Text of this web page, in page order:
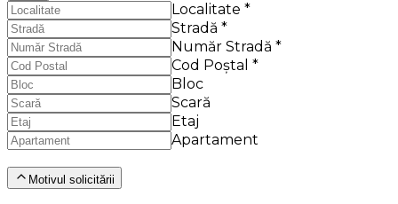
Localitate *
Stradă *
Număr Stradă *
Cod Poștal *
Bloc
Scară
Etaj
Apartament
Motivul solicitării